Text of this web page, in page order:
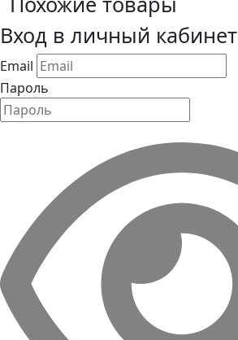
Вход в личный кабинет
Email
Пароль